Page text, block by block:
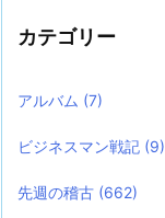
カテゴリー
アルバム (7)
ビジネスマン戦記 (9)
先週の稽古 (662)